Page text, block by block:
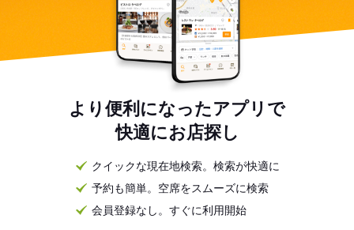
より便利になったアプリで
快適にお店探し
クイックな現在地検索。検索が快適に
予約も簡単。空席をスムーズに検索
会員登録なし。すぐに利用開始